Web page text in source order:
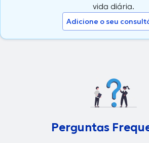
vida diária.
Adicione o seu
Perguntas